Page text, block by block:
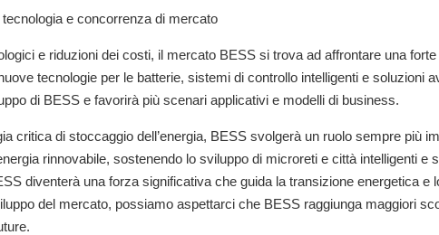
e concorrenza di mercato
e riduzioni dei costi, il mercato BESS si trova ad affrontare una
tecnologie per le batterie, sistemi di controllo intelligenti e soluzioni
di BESS e favorirà più scenari applicativi e modelli di business.
critica di stoccaggio dell’energia, BESS svolgerà un ruolo sempre più
rinnovabile, sostenendo lo sviluppo di microreti e città intelligenti e
diventerà una forza significativa che guida la transizione energetica e
del mercato, possiamo aspettarci che BESS raggiunga maggiori